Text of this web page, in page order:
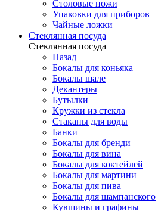
Столовые ножи
Упаковки для приборов
Чайные ложки
Стеклянная посуда
Стеклянная посуда
Назад
Бокалы для коньяка
Бокалы шале
Декантеры
Бутылки
Кружки из стекла
Стаканы для воды
Банки
Бокалы для бренди
Бокалы для вина
Бокалы для коктейлей
Бокалы для мартини
Бокалы для пива
Бокалы для шампанского
Кувшины и графины